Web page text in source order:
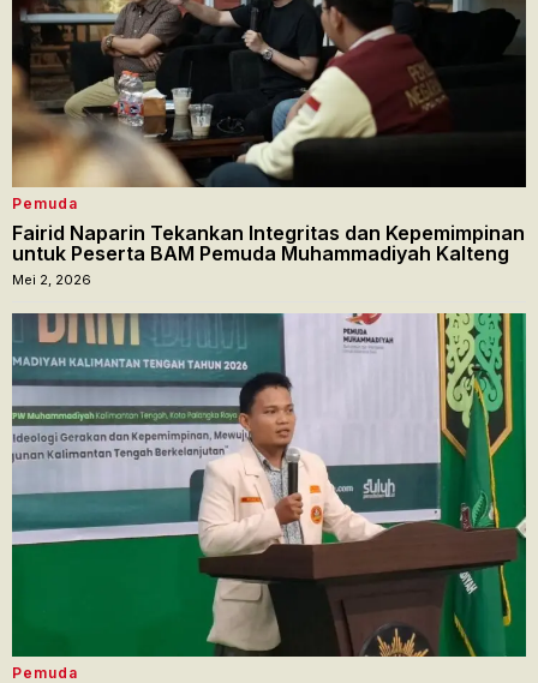
Pemuda
Fairid Naparin Tekankan Integritas dan Kepemimpinan
untuk Peserta BAM Pemuda Muhammadiyah Kalteng
Mei 2, 2026
Pemuda